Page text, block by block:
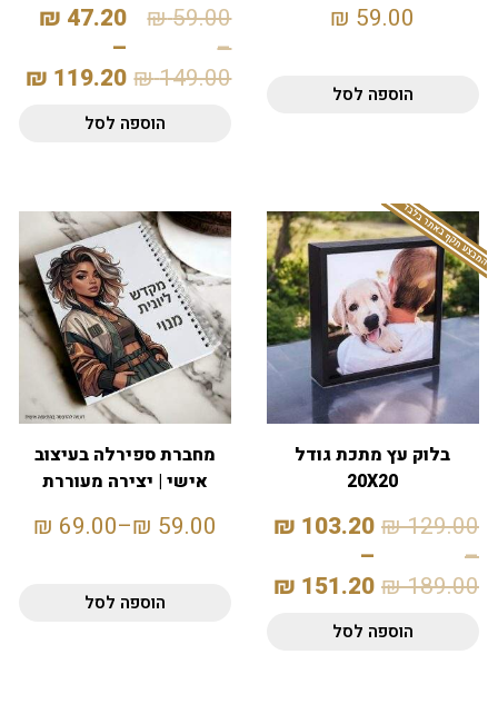
59.00
₪
הוספה לסל
59.00
₪
–
149.00
₪
47.20
₪
–
119.20
₪
הוספה לסל
המבצע תקף באתר בלבד
בלוק עץ מתכת גודל
20X20
129.00
₪
–
189.00
₪
103.20
₪
–
151.20
₪
הוספה לסל
מחברת ספירלה בעיצוב
אישי | יצירה מעוררת
59.00
₪
–
69.00
₪
הוספה לסל